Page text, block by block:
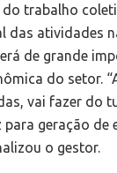
trabalho
das atividades
de grande
do setor.
vai fazer do
geração de
o gestor.